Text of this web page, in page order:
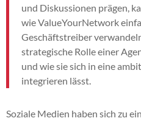
und Diskussionen prägen,
wie ValueYourNetwork
Geschäftstreiber
strategische Rolle einer
und wie sie sich in eine
integrieren lässt.
Soziale Medien haben sich zu